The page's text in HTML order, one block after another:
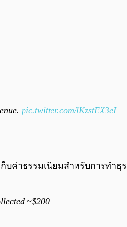
pic.twitter.com/lKzstEX3eI
ค่าธรรมเนียมสำหรับการทำธุ
~$200